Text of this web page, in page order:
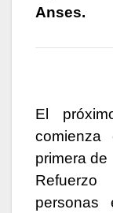
Anses.
El
primera de
personas